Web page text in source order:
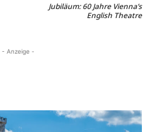
Jubiläum: 60 Jahre Vienna’s
English Theatre
- Anzeige -